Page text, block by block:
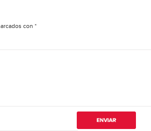
con *